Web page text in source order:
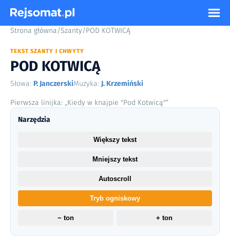
Strona główna/Szanty/POD KOTWICĄ
TEKST SZANTY I CHWYTY
POD KOTWICĄ
Słowa: P. JanczerskiMuzyka: J. Krzemiński
Pierwsza linijka: „Kiedy w knajpie "Pod Kotwicą"”
Narzędzia
Większy tekst
Mniejszy tekst
Autoscroll
Tryb ogniskowy
− ton + ton